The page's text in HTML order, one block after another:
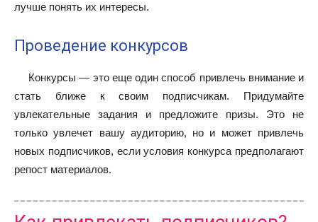
лучше понять их интересы.
Проведение конкурсов
Конкурсы — это еще один способ привлечь внимание и
стать ближе к своим подписчикам. Придумайте
увлекательные задания и предложите призы. Это не
только увлечет вашу аудиторию, но и может привлечь
новых подписчиков, если условия конкурса предполагают
репост материалов.